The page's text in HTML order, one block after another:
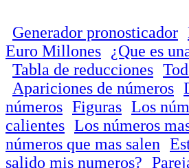
Generador pronosticador
Euro Millones
¿Que es
Tabla de reducciones
Apariciones de números
números Figuras Los
calientes Los números
números que mas salen
salido mis numeros?